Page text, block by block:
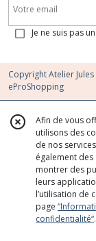
Je ne suis pas
Copyright Atelier
eProShopping
Afin de vous
utilisons des
de nos
également
montrer des
leurs
l’utilisation de
page
confidentialité“